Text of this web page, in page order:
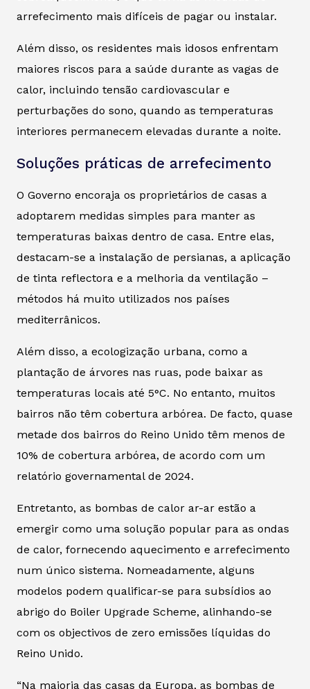
arrefecimento mais difíceis de pagar ou instalar.
Além disso, os residentes mais idosos enfrentam
maiores riscos para a saúde durante as vagas de
calor, incluindo tensão cardiovascular e
perturbações do sono, quando as temperaturas
interiores permanecem elevadas durante a noite.
Soluções práticas de arrefecimento
O Governo encoraja os proprietários de casas a
adoptarem medidas simples para manter as
temperaturas baixas dentro de casa. Entre elas,
destacam-se a instalação de persianas, a aplicação
de tinta reflectora e a melhoria da ventilação –
métodos há muito utilizados nos países
mediterrânicos.
Além disso, a ecologização urbana, como a
plantação de árvores nas ruas, pode baixar as
temperaturas locais até 5°C. No entanto, muitos
bairros não têm cobertura arbórea. De facto, quase
metade dos bairros do Reino Unido têm menos de
10% de cobertura arbórea, de acordo com um
relatório governamental de 2024.
Entretanto, as bombas de calor ar-ar estão a
emergir como uma solução popular para as ondas
de calor, fornecendo aquecimento e arrefecimento
num único sistema. Nomeadamente, alguns
modelos podem qualificar-se para subsídios ao
abrigo do Boiler Upgrade Scheme, alinhando-se
com os objectivos de zero emissões líquidas do
Reino Unido.
“Na maioria das casas da Europa, as bombas de